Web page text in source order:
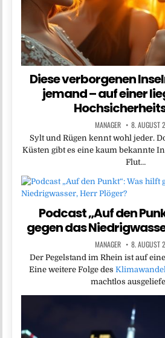
Diese verborgenen
jemand – auf einer
MANAGER 8. AUGUST
Sylt und Rügen kennt wohl jeder.
Küsten gibt es eine kaum bekannte
Flut…
Podcast „Auf den
gegen das
MANAGER 8. AUGUST
Der Pegelstand im Rhein ist auf
Eine weitere Folge des
machtlos